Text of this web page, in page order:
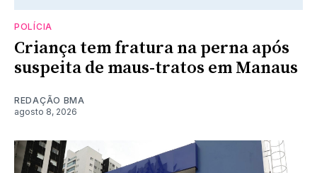
POLÍCIA
Criança tem fratura na perna após
suspeita de maus-tratos em Manaus
REDAÇÃO BMA
agosto 8, 2026